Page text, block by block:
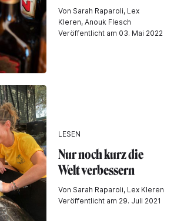
Von Sarah Raparoli, Lex
Kleren, Anouk Flesch
Veröffentlicht am 03. Mai 2022
LESEN
Nur noch kurz die
Welt verbessern
Von Sarah Raparoli, Lex Kleren
Veröffentlicht am 29. Juli 2021